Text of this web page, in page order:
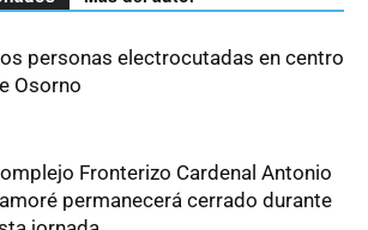
personas electrocutadas en centro
Osorno
Fronterizo Cardenal Antonio
permanecerá cerrado durante